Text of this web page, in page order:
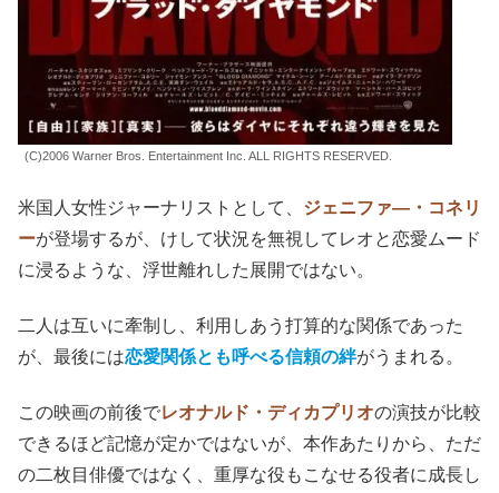
(C)2006 Warner Bros. Entertainment Inc. ALL RIGHTS RESERVED.
米国人女性ジャーナリストとして、 ジェニファ―・コネリ
ーが登場するが、けして状況を無視してレオと恋愛ムード
に浸るような、浮世離れした展開ではない。
二人は互いに牽制し、利用しあう打算的な関係であった
が、最後には恋愛関係とも呼べる信頼の絆がうまれる。
この映画の前後でレオナルド・ディカプリオの演技が比較
できるほど記憶が定かではないが、本作あたりから、ただ
の二枚目俳優ではなく、重厚な役もこなせる役者に成長し